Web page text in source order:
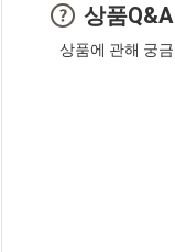
상품Q&A
상품에 관해 궁